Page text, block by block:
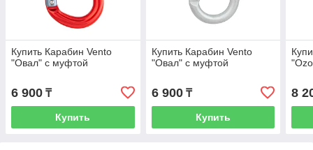
Купить Карабин Vento
"Овал" с муфтой
6 900 ₸
Купить
Купить Карабин Vento
"Овал" с муфтой
6 900₸
Купить
8